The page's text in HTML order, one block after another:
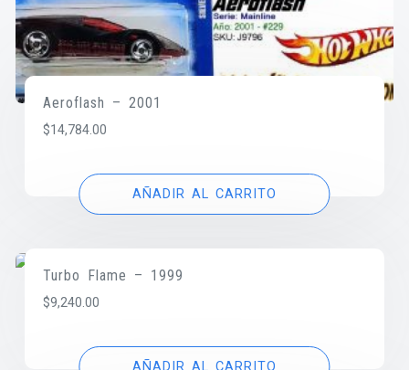
Aeroflash – 2001
$14,784.00
AÑADIR AL CARRITO
Turbo Flame – 1999
$9,240.00
AÑADIR AL CARRITO